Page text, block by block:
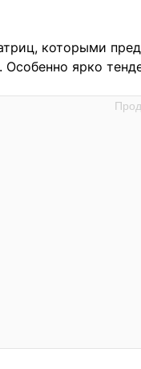
которыми
ярко